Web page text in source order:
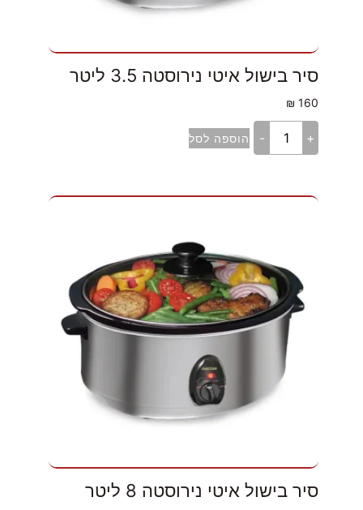
סיר בישול איטי נירוסטה 3.5 ליטר
160
₪
+
- הוספה לסל
סיר בישול איטי נירוסטה 8 ליטר